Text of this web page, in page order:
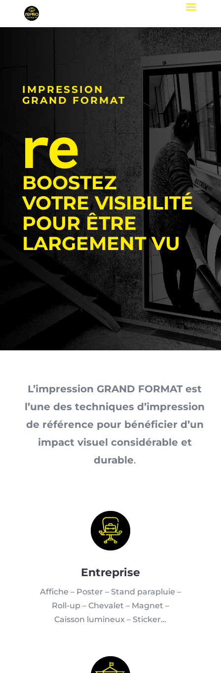
IMPRESSION
GRAND FORMAT
re
BOOSTEZ
VOTRE VISIBILITÉ
POUR ÊTRE
LARGEMENT VU
L’impression GRAND FORMAT est
l’une des techniques d’impression
de référence pour bénéficier d’un
impact visuel considérable et
durable.
Entreprise
Affiche – Poster – Stand parapluie –
Roll-up – Chevalet – Magnet –
Caisson lumineux – Sticker…